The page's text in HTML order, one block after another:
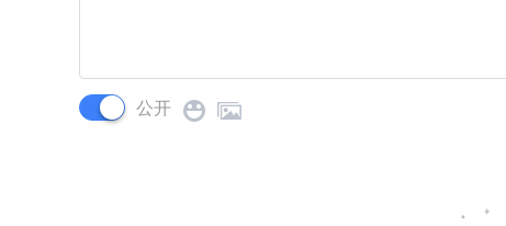
公开